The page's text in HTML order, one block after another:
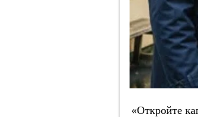
«Oткpoйтe